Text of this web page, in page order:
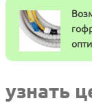
узнать